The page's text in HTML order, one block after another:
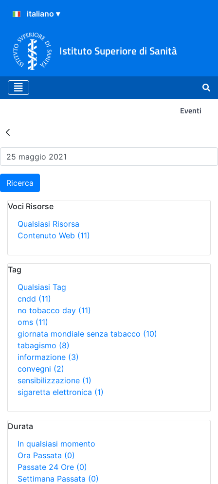
Istituto Superiore di Sanità
Eventi
Risultati della Ricerca -
Ricerca
Voci Risorse
Qualsiasi Risorsa
Contenuto Web (11)
Tag
Qualsiasi Tag
cndd (11)
no tobacco day (11)
oms (11)
giornata mondiale senza tabacco (10)
tabagismo (8)
informazione (3)
convegni (2)
sensibilizzazione (1)
sigaretta elettronica (1)
Durata
In qualsiasi momento
Ora Passata (0)
Passate 24 Ore (0)
Settimana Passata (0)